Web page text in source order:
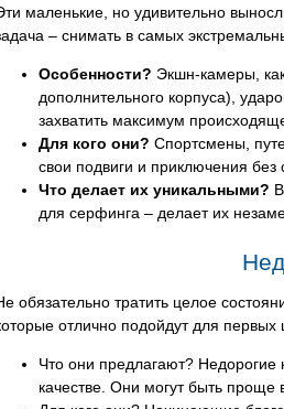
маленькие, но удивительно
– снимать в самых
Особенности? Экшн-камеры,
дополнительного корпуса),
захватить максимум
Для кого они? Спортсмены,
свои подвиги и приключения без
Что делает их уникальными?
для серфинга – делает их
обязательно тратить целое
отлично подойдут для
Что они предлагают?
качестве. Они могут быть